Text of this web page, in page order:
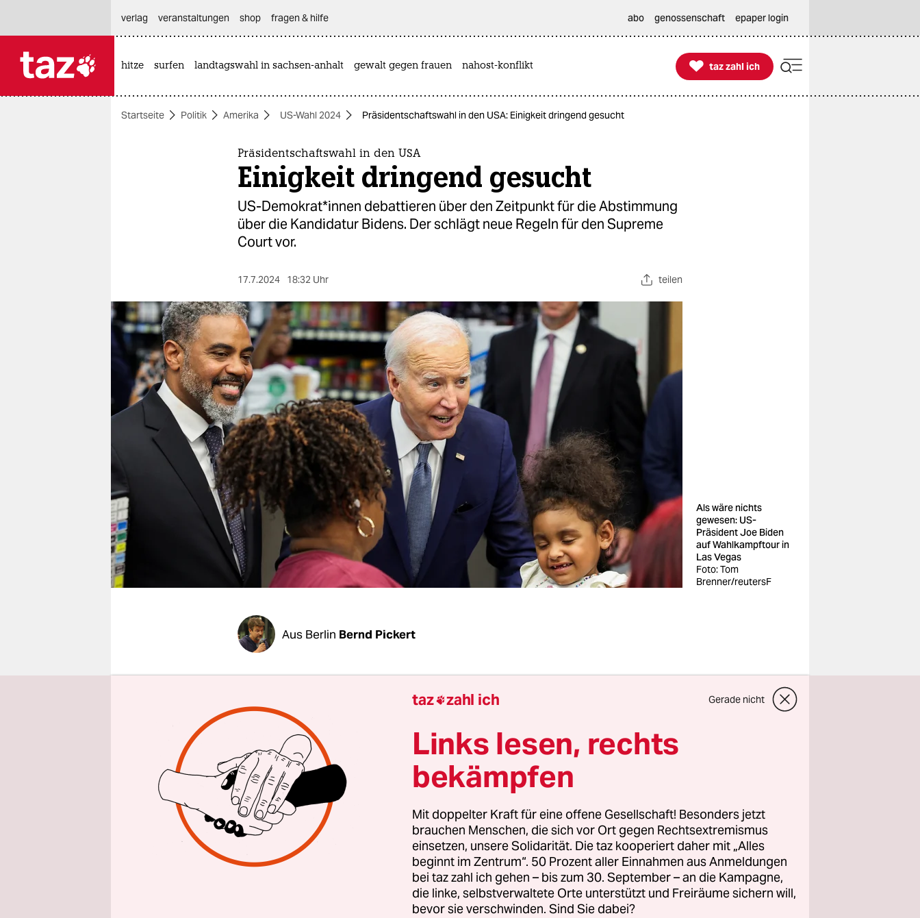
themen
berlin
nord
wahrheit
verlag
verlag
veranstaltungen
fragen & hilfe
unterstützen
abo
genossenschaft
verlag
veranstaltungen shop fragen & hilfe abo genossenschaft epaper login
hitze surfen landtagswahl in sachsen-anhalt gewalt gegen frauen nahost-konflikt 
taz zahl ich
taz zahl ich
Startseite Politik Amerika US-Wahl 2024 Präsidentschaftswahl in den USA: Einigkeit dringend gesucht
Präsidentschaftswahl in den USA
Einigkeit dringend gesucht
US-Demokrat*innen debattieren über den Zeitpunkt für die Abstimmung
über die Kandidatur Bidens. Der schlägt neue Regeln für den Supreme
Court vor.
17.7.2024 18:32 Uhr teilen
Als wäre nichts
gewesen: US-
Präsident Joe Biden
auf Wahlkampftour in
Las Vegas
Foto: Tom
Brenner/reutersF
Aus Berlin Bernd Pickert
Während die öffentliche Aufmerksamkeit in den USA in diesen Tagen
gänzlich den Republikaner*innen, ihrem Parteitag und den Folgen des
Attentats auf Donald Trump vom vergangenen Samstag gewidmet ist,
verschärft sich bei den De­mo­kra­t*in­nen der Streit um die Kandidatur
Joe Bidens.
Dabei sind mindestens zwei Tendenzen auszumachen: Die eine Seite
geht davon aus,
dass es keinerlei Anzeichen dafür gibt, dass Joe Biden
von der Kandidatur zurücktritt.Das wäre die Voraussetzung dafür,
dass die von ihm in den Vorwahlen gewonnenen Delegierten jemand
anderen an die Spitze des Tickets wählen könnten. Diese Seite fürchtet,
die hitzige Debatte unter De­mo­kra­t*in­nen löse nur weiteren Schaden
taz zahl ich Gerade nicht
Links lesen, rechts
bekämpfen
Mit doppelter Kraft für eine offene Gesellschaft! Besonders jetzt
brauchen Menschen, die sich vor Ort gegen Rechtsextremismus
einsetzen, unsere Solidarität. Die taz kooperiert daher mit „Alles
beginnt im Zentrum“. 50 Prozent aller Einnahmen aus Anmeldungen
bei taz zahl ich gehen – bis zum 30. September – an die Kampagne,
die linke, selbstverwaltete Orte unterstützt und Freiräume sichern will,
bevor sie verschwinden. Sind Sie dabei?